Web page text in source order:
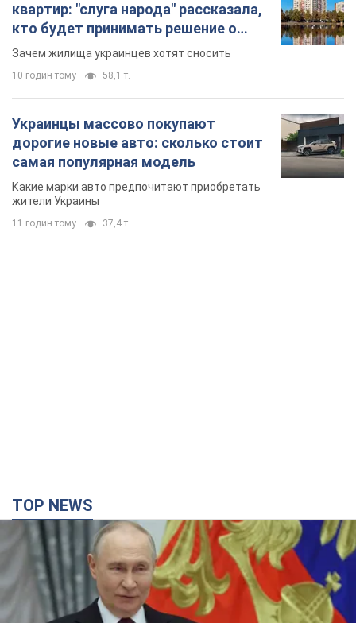
квартир: "слуга народа" рассказала,
кто будет принимать решение о
сносе домов
Зачем жилища украинцев хотят сносить
10 годин тому 58,1 т.
Украинцы массово покупают
дорогие новые авто: сколько стоит
самая популярная модель
Какие марки авто предпочитают приобретать
жители Украины
11 годин тому 37,4 т.
TOP NEWS